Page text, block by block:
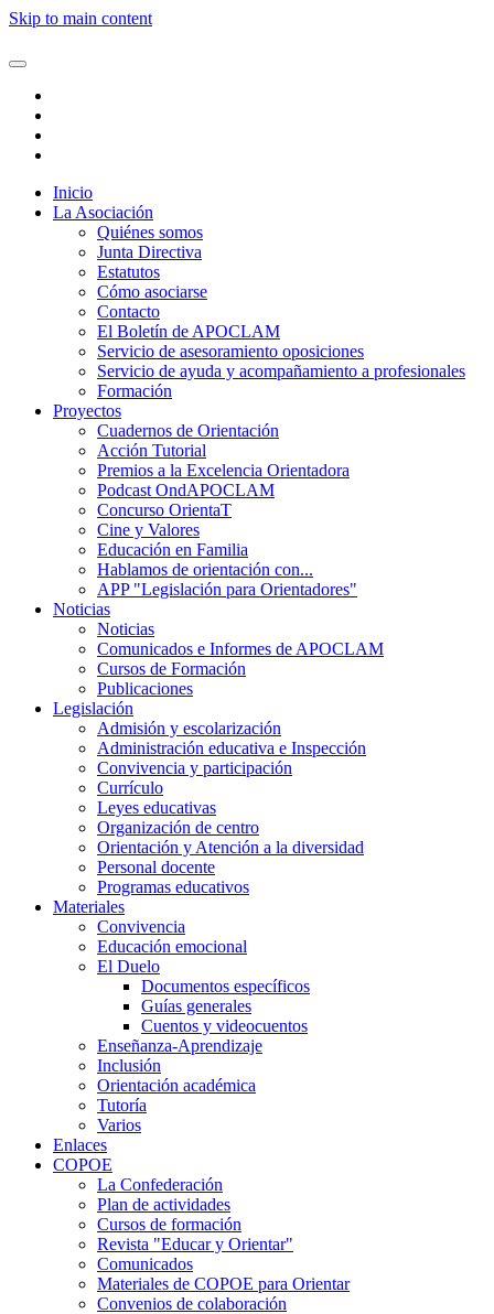
Skip to main content
Inicio
La Asociación
Quiénes somos
Junta Directiva
Estatutos
Cómo asociarse
Contacto
El Boletín de APOCLAM
Servicio de asesoramiento oposiciones
Servicio de ayuda y acompañamiento a profesionales
Formación
Proyectos
Cuadernos de Orientación
Acción Tutorial
Premios a la Excelencia Orientadora
Podcast OndAPOCLAM
Concurso OrientaT
Cine y Valores
Educación en Familia
Hablamos de orientación con...
APP "Legislación para Orientadores"
Noticias
Noticias
Comunicados e Informes de APOCLAM
Cursos de Formación
Publicaciones
Legislación
Admisión y escolarización
Administración educativa e Inspección
Convivencia y participación
Currículo
Leyes educativas
Organización de centro
Orientación y Atención a la diversidad
Personal docente
Programas educativos
Materiales
Convivencia
Educación emocional
El Duelo
Documentos específicos
Guías generales
Cuentos y videocuentos
Enseñanza-Aprendizaje
Inclusión
Orientación académica
Tutoría
Varios
Enlaces
COPOE
La Confederación
Plan de actividades
Cursos de formación
Revista "Educar y Orientar"
Comunicados
Materiales de COPOE para Orientar
Convenios de colaboración